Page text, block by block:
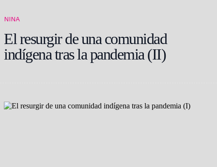
NINA
El resurgir de una comunidad
indígena tras la pandemia (II)